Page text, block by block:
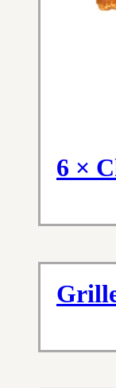
6 ×